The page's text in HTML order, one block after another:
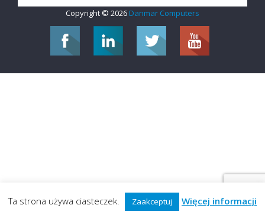
Copyright © 2026 Danmar Computers
Ta strona używa ciasteczek. Zaakceptuj Więcej informacji